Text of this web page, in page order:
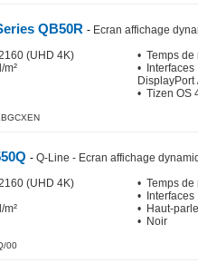
QB50R - Ecran affichage
(UHD 4K)
m²
• Temps de
• Interfaces
DisplayPort
• Tizen OS
- Q-Line - Ecran affichage
(UHD 4K)
m²
• Temps de
• Interfaces
• Haut-
• Noir
00